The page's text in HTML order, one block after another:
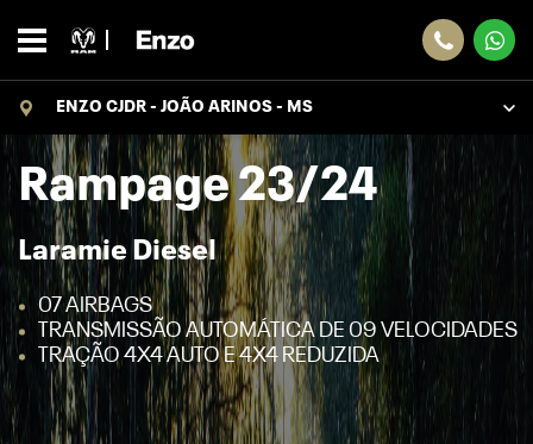
ENZO CJDR - JOÃO ARINOS - MS
Rampage 23/24
Laramie Diesel
07 AIRBAGS
TRANSMISSÃO AUTOMÁTICA DE 09 VELOCIDADES
TRAÇÃO 4X4 AUTO E 4X4 REDUZIDA